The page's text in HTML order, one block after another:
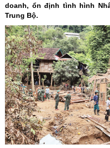
doanh, ổn định tình hình
Trung Bộ.